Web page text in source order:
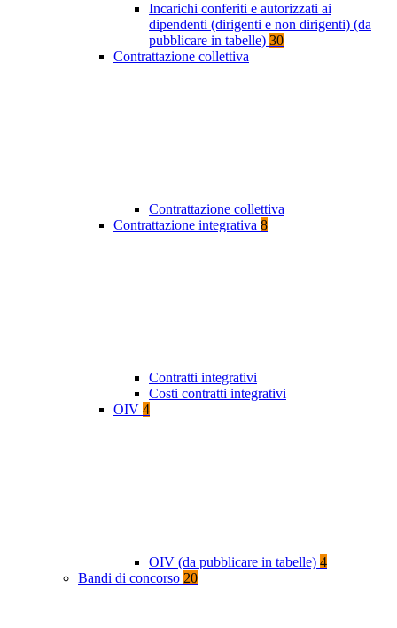
Incarichi conferiti e autorizzati ai
dipendenti (dirigenti e non dirigenti) (da
pubblicare in tabelle) 30
Contrattazione collettiva
Contrattazione collettiva
Contrattazione integrativa 8
Contratti integrativi
Costi contratti integrativi
OIV 4
OIV (da pubblicare in tabelle) 4
Bandi di concorso 20